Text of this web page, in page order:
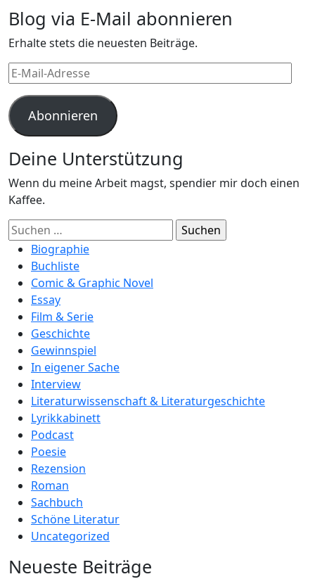
Blog via E-Mail abonnieren
Erhalte stets die neuesten Beiträge.
E-
Mail-
Adresse
Abonnieren
Deine Unterstützung
Wenn du meine Arbeit magst, spendier mir doch einen
Kaffee.
Suchen
nach:Biographie
Buchliste
Comic & Graphic Novel
Essay
Film & Serie
Geschichte
Gewinnspiel
In eigener Sache
Interview
Literaturwissenschaft & Literaturgeschichte
Lyrikkabinett
Podcast
Poesie
Rezension
Roman
Sachbuch
Schöne Literatur
Uncategorized
Neueste Beiträge